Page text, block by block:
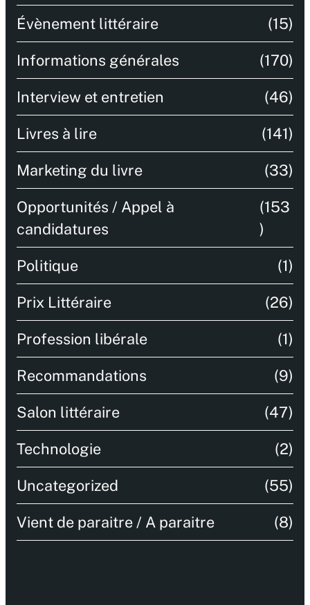
Évènement littéraire (15)
Informations générales (170)
Interview et entretien (46)
Livres à lire (141)
Marketing du livre (33)
Opportunités / Appel à
candidatures
(153
)
Politique (1)
Prix Littéraire (26)
Profession libérale (1)
Recommandations (9)
Salon littéraire (47)
Technologie (2)
Uncategorized (55)
Vient de paraitre / A paraitre (8)